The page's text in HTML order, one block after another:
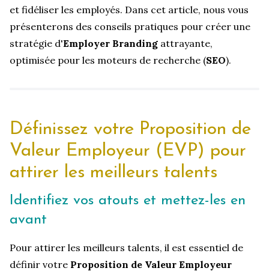
et fidéliser les employés. Dans cet article, nous vous
présenterons des conseils pratiques pour créer une
stratégie d'Employer Branding attrayante,
optimisée pour les moteurs de recherche (SEO).
Définissez votre Proposition de
Valeur Employeur (EVP) pour
attirer les meilleurs talents
Identifiez vos atouts et mettez-les en
avant
Pour attirer les meilleurs talents, il est essentiel de
définir votre Proposition de Valeur Employeur